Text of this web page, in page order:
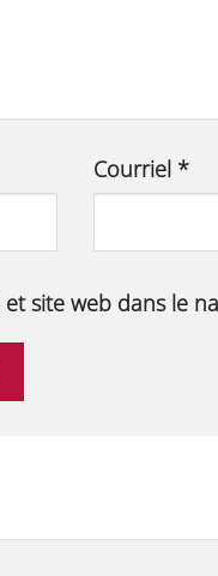
Courriel *
site web dans le